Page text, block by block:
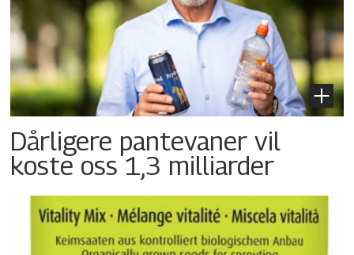
Dårligere pantevaner vil
koste oss 1,3 milliarder